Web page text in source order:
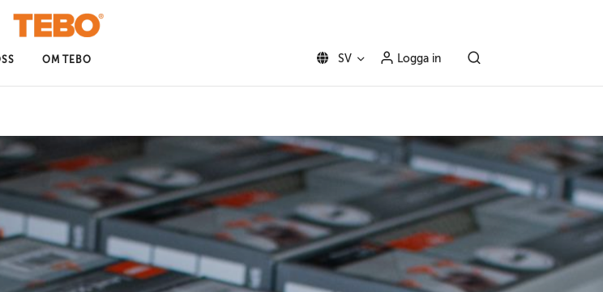
OM TEBO SV Logga in